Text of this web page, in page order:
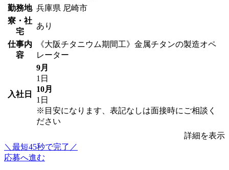
勤務地 兵庫県 尼崎市
寮・社
宅
あり
仕事内
容
《大阪チタニウム期間工》金属チタンの製造オペ
レーター
入社日
9月
1日
10月
1日
※目安になります、表記なしは面接時にご相談く
ださい
詳細を表示
＼最短45秒で完了／
応募へ進む